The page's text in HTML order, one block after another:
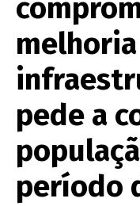
pede a
período